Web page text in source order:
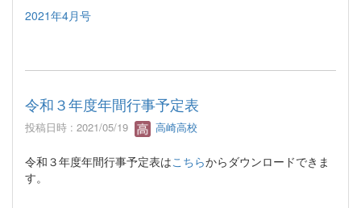
2021年4月号
令和３年度年間行事予定表
投稿日時 : 2021/05/19 高崎高校
令和３年度年間行事予定表はこちらからダウンロードできま
す。